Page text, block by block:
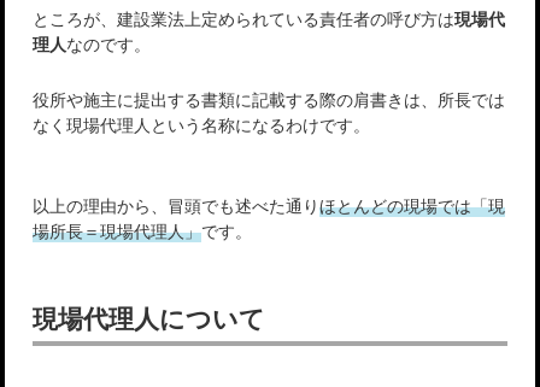
ところが、建設業法上定められている責任者の呼び方は現場代
理人なのです。
役所や施主に提出する書類に記載する際の肩書きは、所長では
なく現場代理人という名称になるわけです。
以上の理由から、冒頭でも述べた通りほとんどの現場では「現
場所長＝現場代理人」です。
現場代理人について